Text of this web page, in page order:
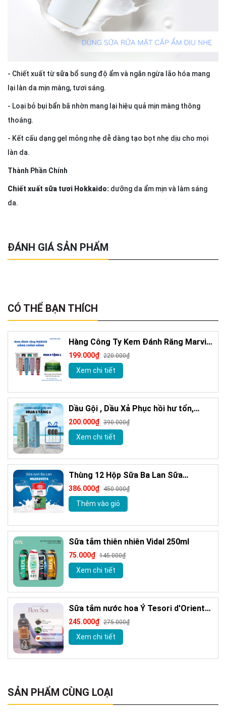
- Chiết xuất từ sữa bổ sung độ ẩm và ngăn ngừa lão hóa mang
lại làn da mịn màng, tươi sáng.
- Loại bỏ bụi bẩn bã nhờn mang lại hiệu quả mịn màng thông
thoáng.
- Kết cấu dạng gel mỏng nhẹ dễ dàng tạo bọt nhẹ dịu cho mọi
làn da.
Thành Phần Chính
Chiết xuất sữa tươi Hokkaido: dưỡng da ẩm mịn và làm sáng
da.
ĐÁNH GIÁ SẢN PHẨM
CÓ THỂ BẠN THÍCH
Hàng Công Ty Kem Đánh Răng Marvis
Loại Bỏ Mảng Bám Vết Ố Vàng Làm
Trắng Răng 85m
199.000₫ 220.000₫
Xem chi tiết
Dầu Gội , Dầu Xả Phục hồi hư tổn,
Giảm gàu sạch ngứa da đầu hương
nước hoa Milanogica 355ml
200.000₫ 390.000₫
Xem chi tiết
Thùng 12 Hộp Sữa Ba Lan Sữa
MLEKOVITA Sữa Tươi Nguyên Kem 1 L
Sữa Nhập Khẩu
386.000₫ 450.000₫
Thêm vào giỏ
Sữa tắm thiên nhiên Vidal 250ml
75.000₫ 145.000₫
Xem chi tiết
Sữa tắm nước hoa Ý Tesori d'Oriente
chính hãng 500ml kèm vòi
245.000₫ 275.000₫
Xem chi tiết
SẢN PHẨM CÙNG LOẠI